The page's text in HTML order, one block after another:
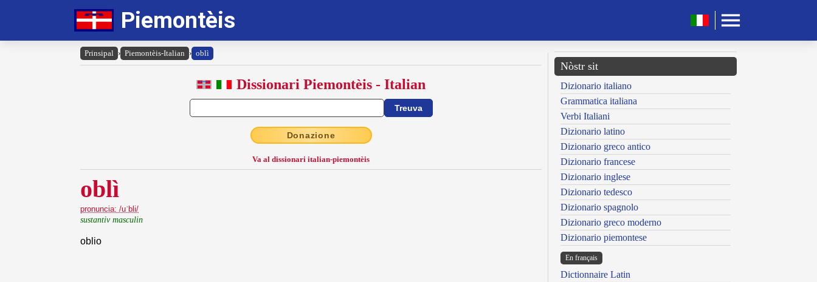
Piemontèis
Prinsipal › Piemontèis-Italian › oblì
Dissionari Piemontèis - Italian
Donazione
Va al dissionari italian-piemontèis
oblì
pronuncia: /uˈbli/
sustantiv masculin
oblio
Nòstr sit
Dizionario italiano
Grammatica italiana
Verbi Italiani
Dizionario latino
Dizionario greco antico
Dizionario francese
Dizionario inglese
Dizionario tedesco
Dizionario spagnolo
Dizionario greco moderno
Dizionario piemontese
En français
Dictionnaire Latin